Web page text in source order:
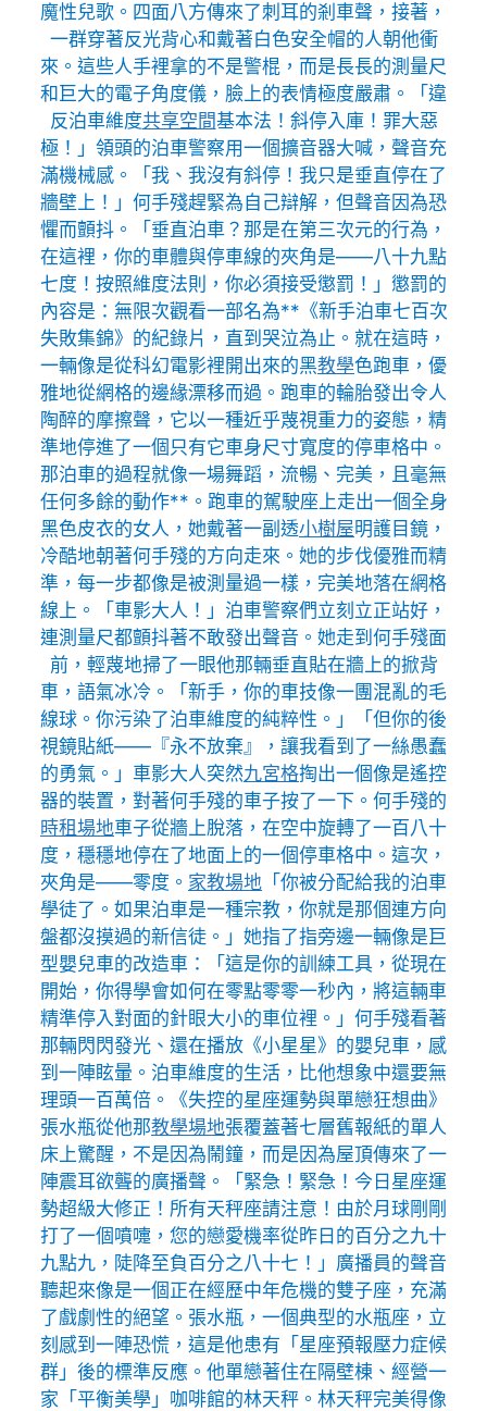
魔性兒歌。四面八方傳來了刺耳的剎車聲，接著，
一群穿著反光背心和戴著白色安全帽的人朝他衝
來。這些人手裡拿的不是警棍，而是長長的測量尺
和巨大的電子角度儀，臉上的表情極度嚴肅。「違
反泊車維度共享空間基本法！斜停入庫！罪大惡
極！」領頭的泊車警察用一個擴音器大喊，聲音充
滿機械感。「我、我沒有斜停！我只是垂直停在了
牆壁上！」何手殘趕緊為自己辯解，但聲音因為恐
懼而顫抖。「垂直泊車？那是在第三次元的行為，
在這裡，你的車體與停車線的夾角是——八十九點
七度！按照維度法則，你必須接受懲罰！」懲罰的
內容是：無限次觀看一部名為**《新手泊車七百次
失敗集錦》的紀錄片，直到哭泣為止。就在這時，
一輛像是從科幻電影裡開出來的黑教學色跑車，優
雅地從網格的邊緣漂移而過。跑車的輪胎發出令人
陶醉的摩擦聲，它以一種近乎蔑視重力的姿態，精
準地停進了一個只有它車身尺寸寬度的停車格中。
那泊車的過程就像一場舞蹈，流暢、完美，且毫無
任何多餘的動作**。跑車的駕駛座上走出一個全身
黑色皮衣的女人，她戴著一副透小樹屋明護目鏡，
冷酷地朝著何手殘的方向走來。她的步伐優雅而精
準，每一步都像是被測量過一樣，完美地落在網格
線上。「車影大人！」泊車警察們立刻立正站好，
連測量尺都顫抖著不敢發出聲音。她走到何手殘面
前，輕蔑地掃了一眼他那輛垂直貼在牆上的掀背
車，語氣冰冷。「新手，你的車技像一團混亂的毛
線球。你污染了泊車維度的純粹性。」「但你的後
視鏡貼紙——『永不放棄』，讓我看到了一絲愚蠢
的勇氣。」車影大人突然九宮格掏出一個像是遙控
器的裝置，對著何手殘的車子按了一下。何手殘的
時租場地車子從牆上脫落，在空中旋轉了一百八十
度，穩穩地停在了地面上的一個停車格中。這次，
夾角是——零度。 家教場地 「你被分配給我的泊車
學徒了。如果泊車是一種宗教，你就是那個連方向
盤都沒摸過的新信徒。」她指了指旁邊一輛像是巨
型嬰兒車的改造車：「這是你的訓練工具，從現在
開始，你得學會如何在零點零零一秒內，將這輛車
精準停入對面的針眼大小的車位裡。」何手殘看著
那輛閃閃發光、還在播放《小星星》的嬰兒車，感
到一陣眩暈。泊車維度的生活，比他想象中還要無
理頭一百萬倍。《失控的星座運勢與單戀狂想曲》
張水瓶從他那教學場地張覆蓋著七層舊報紙的單人
床上驚醒，不是因為鬧鐘，而是因為屋頂傳來了一
陣震耳欲聾的廣播聲。「緊急！緊急！今日星座運
勢超級大修正！所有天秤座請注意！由於月球剛剛
打了一個噴嚏，您的戀愛機率從昨日的百分之九十
九點九，陡降至負百分之八十七！」廣播員的聲音
聽起來像是一個正在經歷中年危機的雙子座，充滿
了戲劇性的絕望。張水瓶，一個典型的水瓶座，立
刻感到一陣恐慌，這是他患有「星座預報壓力症候
群」後的標準反應。他單戀著住在隔壁棟、經營一
家「平衡美學」咖啡館的林天秤。林天秤完美得像